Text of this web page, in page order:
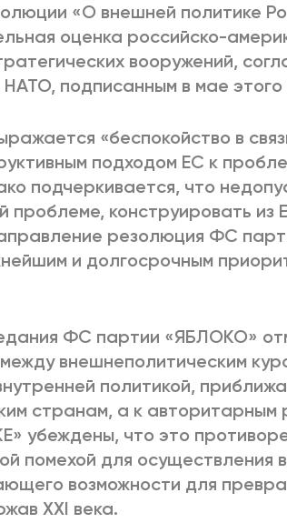
«О внешней политике
оценка российско-
вооружений,
подписанным в мае этого
«беспокойство в
подходом ЕС к
подчеркивается, что
проблеме, конструировать из
резолюция ФС
и долгосрочным
ФС партии «ЯБЛОКО»
внешнеполитическим
политикой,
странам, а к
убеждены, что это
помехой для осуществления
возможности для
XXI века.